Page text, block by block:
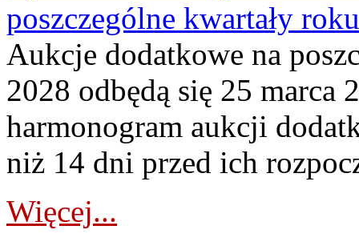
poszczególne kwartały
Aukcje dodatkowe na
2028 odbędą się 25 marca
harmonogram aukcji
niż 14 dni przed ich
Więcej...